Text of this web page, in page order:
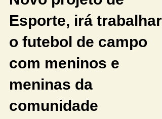
Novo projeto de
Esporte, irá trabalhar
o futebol de campo
com meninos e
meninas da